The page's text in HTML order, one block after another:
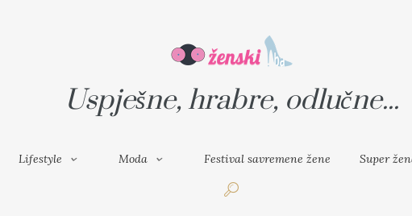
SUPER ŽENA
Uspješne, hrabre, odlučne...
Lifestyle Moda Festival savremene žene Super